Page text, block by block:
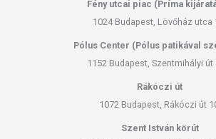
Fény utcai piac (Príma
1024 Budapest, Lövőház utca
Pólus Center (Pólus patikával
1152 Budapest, Szentmihályi út
Rákóczi út
1072 Budapest, Rákóczi út
Szent István körút